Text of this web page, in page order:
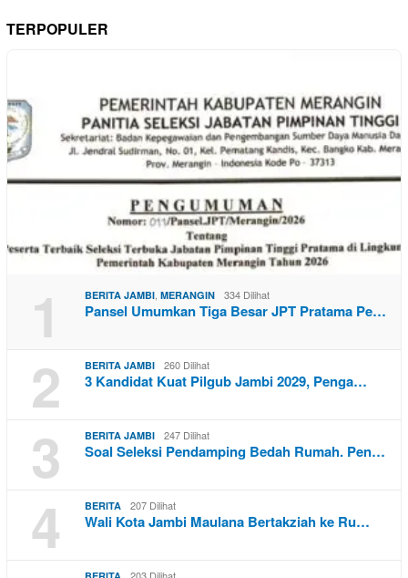
TERPOPULER
1 BERITA JAMBI, MERANGIN 334 Dilihat
Pansel Umumkan Tiga Besar JPT Pratama Pe…
2 BERITA JAMBI 260 Dilihat
3 Kandidat Kuat Pilgub Jambi 2029, Penga…
3 BERITA JAMBI 247 Dilihat
Soal Seleksi Pendamping Bedah Rumah. Pen…
4 BERITA 207 Dilihat
Wali Kota Jambi Maulana Bertakziah ke Ru…